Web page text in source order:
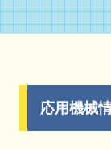
応用機械